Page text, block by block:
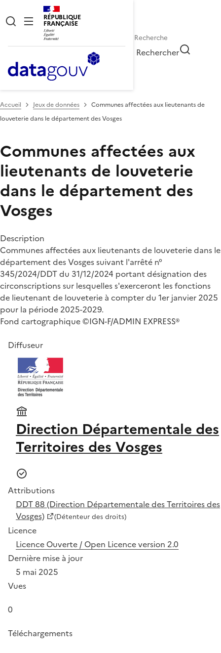
RÉPUBLIQUE
FRANÇAISE
Rechercher
Accueil Jeux de données
Communes affectées aux lieutenants de
louveterie dans le département des Vosges
Communes affectées aux
lieutenants de louveterie
dans le département des
Vosges
Description
Communes affectées aux lieutenants de louveterie dans le
département des Vosges suivant l'arrêté n°
345/2024/DDT du 31/12/2024 portant désignation des
circonscriptions sur lesquelles s'exerceront les fonctions
de lieutenant de louveterie à compter du 1er janvier 2025
pour la période 2025-2029.
Fond cartographique ©IGN-F/ADMIN EXPRESS®
Diffuseur
Direction Départementale des
Territoires des Vosges
Attributions
DDT 88 (Direction Départementale des Territoires des
Vosges)
(Détenteur des droits)
Licence
Licence Ouverte / Open Licence version 2.0
Dernière mise à jour
5 mai 2025
Vues
0
Téléchargements